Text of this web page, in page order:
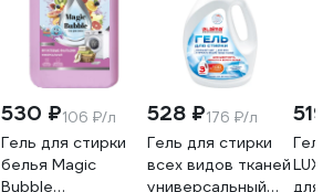
530 ₽106 ₽/л
Гель для стирки
белья Magic
Bubble
528 ₽176 ₽/л
Гель для стирки
всех видов тканей
универсальный
519
Гель
для